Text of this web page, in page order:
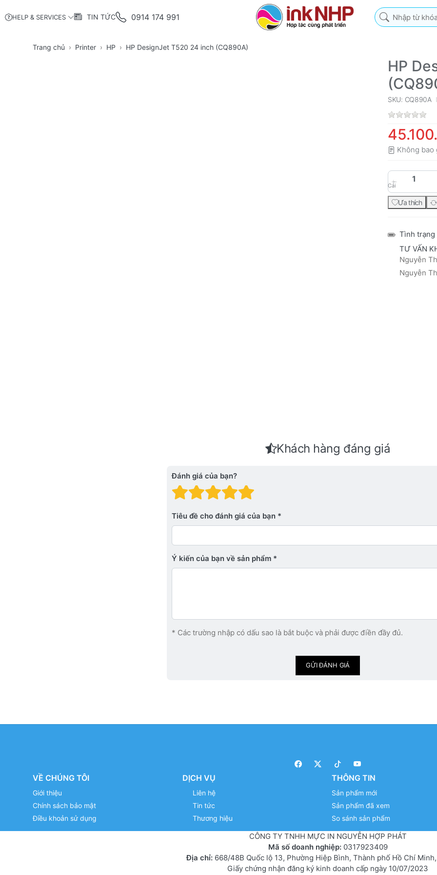
HELP & SERVICES TIN TỨC 0914 174 991
Nhập từ khóa tìm
Trang chủ Printer HP HP DesignJet T520 24 inch (CQ890A)
HP
SKU: CQ890A
Không bao
Cái
Ưa thích
Tình trạng
TƯ VẤN
Nguyễn
Nguyễn
Khách hàng đáng giá
Đánh giá của bạn?
Đánh giá: 4 trên 5 sao.
Đánh giá: 3 trên 5 sao.
Đánh giá: 2 trên 5 sao.
Đánh giá: 1 trên 5 sao. Xấu
Tiêu đề cho đánh giá của bạn
Ý kiến ​​của bạn về sản phẩm
* Các trường nhập có dấu sao là bắt buộc và phải được điền đầy đủ.
GỬI ĐÁNH GIÁ
VỀ CHÚNG TÔI
Giới thiệu
Chính sách bảo mật
Điều khoản sử dụng
DỊCH VỤ
Liên hệ
Tin tức
Thương hiệu
THÔNG TIN
Sản phẩm mới
Sản phẩm đã xem
So sánh sản phẩm
CÔNG TY TNHH MỰC IN NGUYỄN HỢP PHÁT
Mã số doanh nghiệp: 0317923409
Địa chỉ:668/48B Quốc lộ 13, Phường Hiệp Bình, Thành phố Hồ Chí
Giấy chứng nhận đăng ký kinh doanh cấp ngày 10/07/2023